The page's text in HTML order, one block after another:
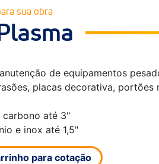
sua obra
de equipamentos
placas decorativa, portões
até 3"
e inox até 1,5"
para cotação